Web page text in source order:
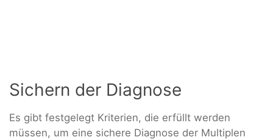
Sichern der Diagnose
Es gibt festgelegt Kriterien, die erfüllt werden
müssen, um eine sichere Diagnose der Multiplen